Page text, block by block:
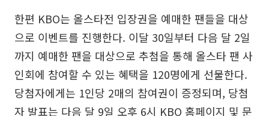
한편 KBO는 올스타전 입장권을 예매한 팬들을 대상
으로 이벤트를 진행한다. 이달 30일부터 다음 달 2일
까지 예매한 팬을 대상으로 추첨을 통해 올스타 팬 사
인회에 참여할 수 있는 혜택을 120명에게 선물한다.
당첨자에게는 1인당 2매의 참여권이 증정되며, 당첨
자 발표는 다음 달 9일 오후 6시 KBO 홈페이지 및 문